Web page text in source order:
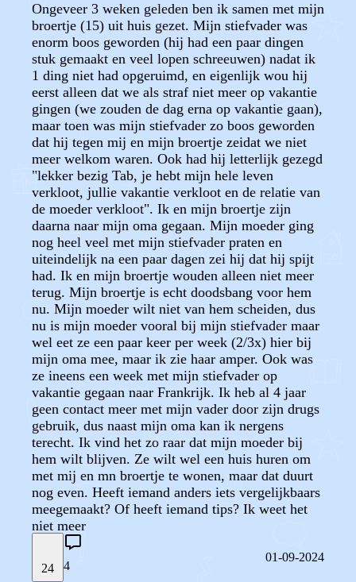
Ongeveer 3 weken geleden ben ik samen met mijn
broertje (15) uit huis gezet. Mijn stiefvader was
enorm boos geworden (hij had een paar dingen
stuk gemaakt en veel lopen schreeuwen) nadat ik
1 ding niet had opgeruimd, en eigenlijk wou hij
eerst alleen dat we als straf niet meer op vakantie
gingen (we zouden de dag erna op vakantie gaan),
maar toen was mijn stiefvader zo boos geworden
dat hij tegen mij en mijn broertje zeidat we niet
meer welkom waren. Ook had hij letterlijk gezegd
"lekker bezig Tab, je hebt mijn hele leven
verkloot, jullie vakantie verkloot en de relatie van
de moeder verkloot". Ik en mijn broertje zijn
daarna naar mijn oma gegaan. Mijn moeder ging
nog heel veel met mijn stiefvader praten en
uiteindelijk na een paar dagen zei hij dat hij spijt
had. Ik en mijn broertje wouden alleen niet meer
terug. Mijn broertje is echt doodsbang voor hem
nu. Mijn moeder wilt niet van hem scheiden, dus
nu is mijn moeder vooral bij mijn stiefvader maar
wel eet ze een paar keer per week (2/3x) hier bij
mijn oma mee, maar ik zie haar amper. Ook was
ze ineens een week met mijn stiefvader op
vakantie gegaan naar Frankrijk. Ik heb al 4 jaar
geen contact meer met mijn vader door zijn drugs
gebruik, dus naast mijn oma kan ik nergens
terecht. Ik vind het zo raar dat mijn moeder bij
hem wilt blijven. Ze wilt wel een huis huren om
met mij en mn broertje te wonen, maar dat duurt
nog even. Heeft iemand anders iets vergelijkbaars
meegemaakt? Of heeft iemand tips? Ik weet het
niet meer
24 4
01-09-2024